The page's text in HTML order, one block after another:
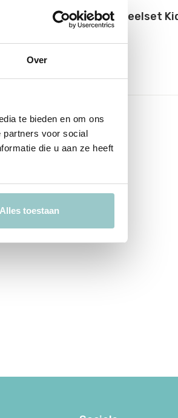
Over
te bieden en om ons
partners voor social
die u aan ze heeft
Alles toestaan
Computerspeelset